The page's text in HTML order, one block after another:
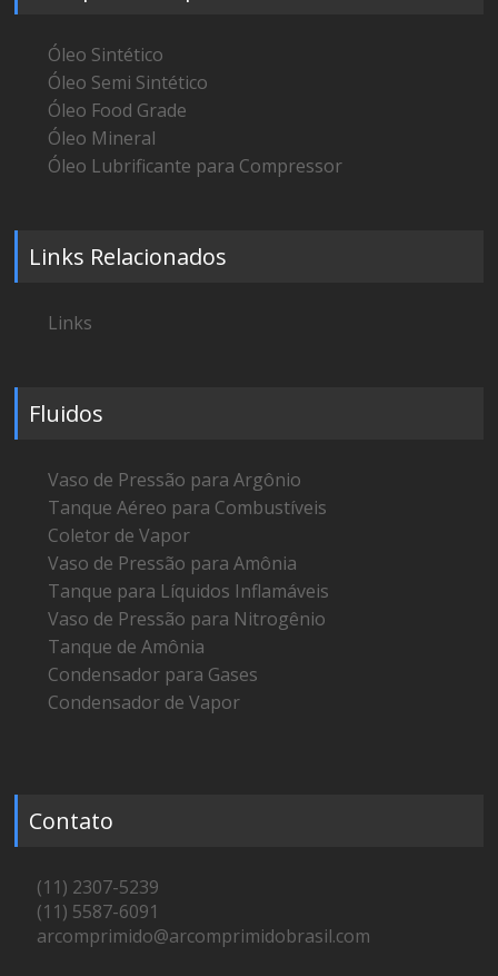
Óleo Sintético
Óleo Semi Sintético
Óleo Food Grade
Óleo Mineral
Óleo Lubrificante para Compressor
Links Relacionados
Links
Fluidos
Vaso de Pressão para Argônio
Tanque Aéreo para Combustíveis
Coletor de Vapor
Vaso de Pressão para Amônia
Tanque para Líquidos Inflamáveis
Vaso de Pressão para Nitrogênio
Tanque de Amônia
Condensador para Gases
Condensador de Vapor
Contato
(11) 2307-5239
(11) 5587-6091
arcomprimido@arcomprimidobrasil.com